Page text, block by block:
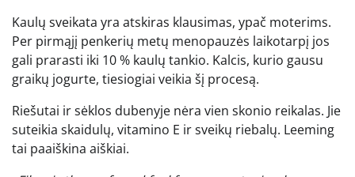
Kaulų sveikata yra atskiras klausimas, ypač moterims.
Per pirmąjį penkerių metų menopauzės laikotarpį jos
gali prarasti iki 10 % kaulų tankio. Kalcis, kurio gausu
graikų jogurte, tiesiogiai veikia šį procesą.
Riešutai ir sėklos dubenyje nėra vien skonio reikalas. Jie
suteikia skaidulų, vitamino E ir sveikų riebalų. Leeming
tai paaiškina aiškiai.